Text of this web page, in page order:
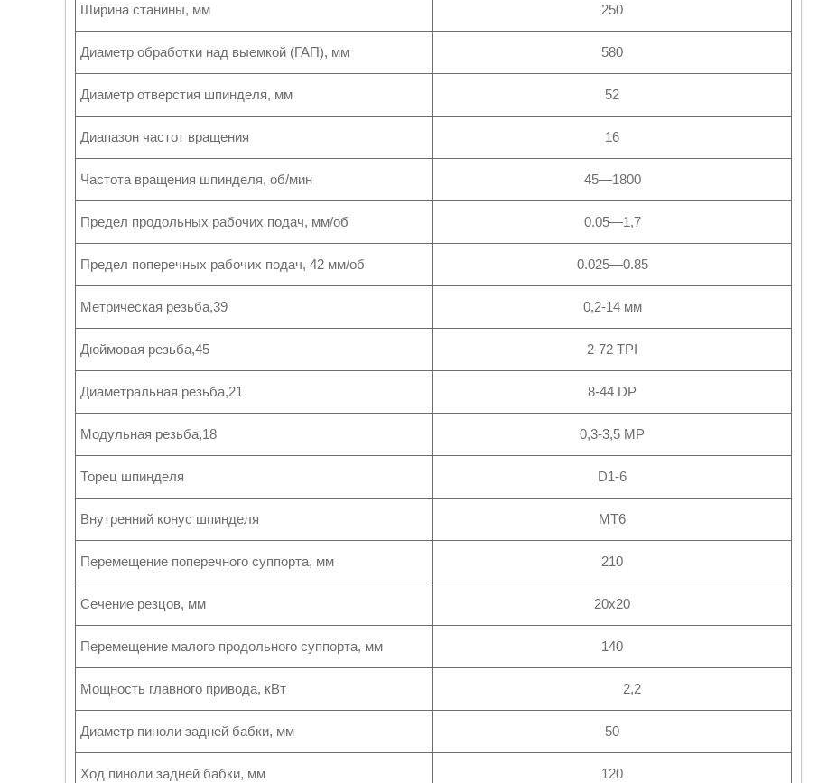
Ширина станины, мм 250
Диаметр обработки над выемкой (ГАП), мм 580
Диаметр отверстия шпинделя, мм 52
Диапазон частот вращения 16
Частота вращения шпинделя, об/мин 45—1800
Предел продольных рабочих подач, мм/об 0.05—1,7
Предел поперечных рабочих подач, 42 мм/об 0.025—0.85
Метрическая резьба,39 0,2-14 мм
Дюймовая резьба,45 2-72 TPI
Диаметральная резьба,21 8-44 DP
Модульная резьба,18 0,3-3,5 MP
Торец шпинделя D1-6
Внутренний конус шпинделя MT6
Перемещение поперечного суппорта, мм 210
Сечение резцов, мм 20х20
Перемещение малого продольного суппорта, мм 140
Мощность главного привода, кВт 2,2
Диаметр пиноли задней бабки, мм 50
Ход пиноли задней бабки, мм 120